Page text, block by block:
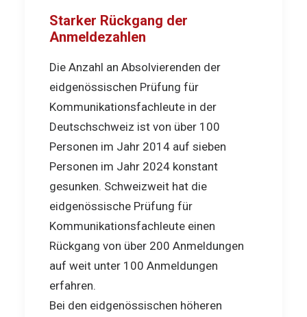
Starker Rückgang der
Anmeldezahlen
Die Anzahl an Absolvierenden der
eidgenössischen Prüfung für
Kommunikationsfachleute in der
Deutschschweiz ist von über 100
Personen im Jahr 2014 auf sieben
Personen im Jahr 2024 konstant
gesunken. Schweizweit hat die
eidgenössische Prüfung für
Kommunikationsfachleute einen
Rückgang von über 200 Anmeldungen
auf weit unter 100 Anmeldungen
erfahren.
Bei den eidgenössischen höheren